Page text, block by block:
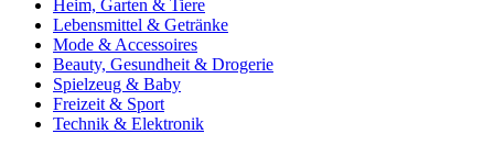
Heim, Garten & Tiere
Lebensmittel & Getränke
Mode & Accessoires
Beauty, Gesundheit & Drogerie
Spielzeug & Baby
Freizeit & Sport
Technik & Elektronik